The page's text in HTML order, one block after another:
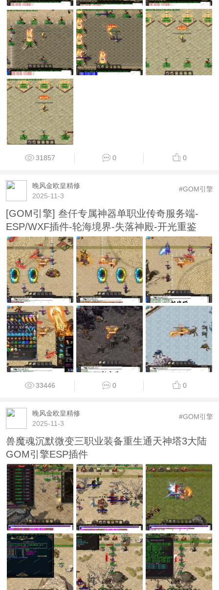
31857 0 0
晚风金欧皇精修
2025-11-3
#GOM引擎
[GOM引擎] 叁仟专属神器单职业传奇服务端-
ESP/WXF插件-轮海境界-失落神殿-开光重鉴
33446 0 0
晚风金欧皇精修
2025-11-3
#GOM引擎
兽魔魂沉默微变三职业装备重生通天神塔3大陆
GOM引擎ESP插件